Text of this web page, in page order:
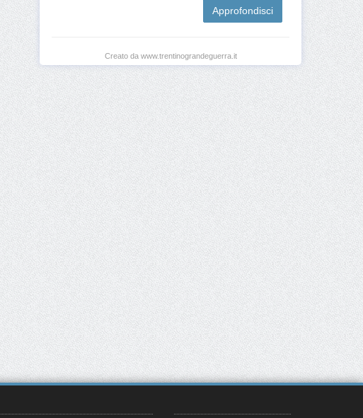
Approfondisci
Creato da www.trentinograndeguerra.it